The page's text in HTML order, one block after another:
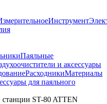
Инструмент
Паяльные
и аксессуары
РасходникиМатериалы
для паяльного
станции ST-80 ATTEN